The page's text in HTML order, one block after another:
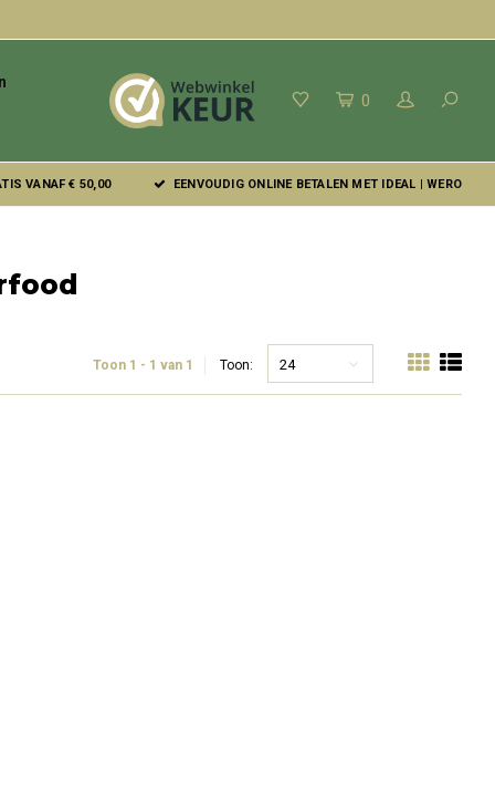
0
VANAF € 50,00 EENVOUDIG ONLINE BETALEN MET IDEAL | WERO
Toon 1 - 1 van 1 Toon: 24